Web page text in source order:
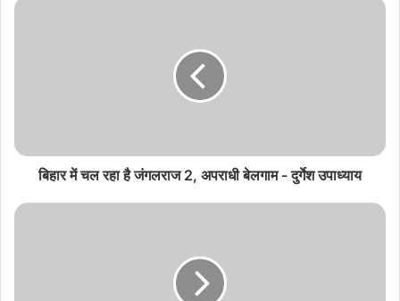
e
बिहार में चल रहा है जंगलराज 2, अपराधी बेलगाम - दुर्गेश उपाध्याय